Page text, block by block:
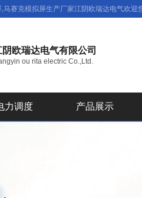
赛克模拟屏生产厂家江阴欧瑞达电气欢迎
阴欧瑞达电气有限公司
ou rita electric Co.,Ltd.
力调度 产品展示